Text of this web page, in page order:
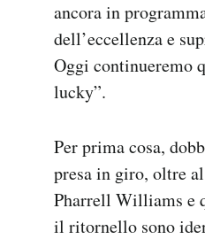
ancora in
dell’eccellenza e
Oggi continueremo
lucky”.
Per prima cosa,
presa in giro, oltre
Pharrell Williams e
il ritornello sono